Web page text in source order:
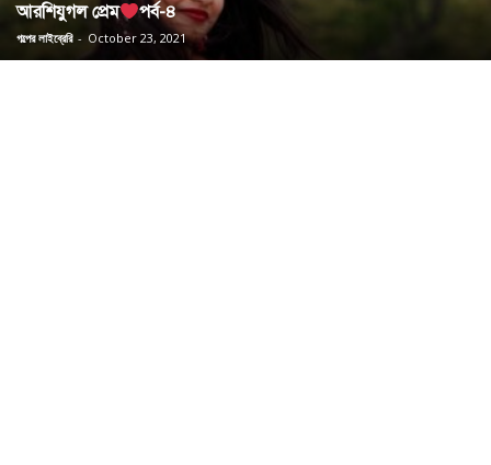
আরশিযুগল প্রেম পর্ব-৪
গল্পের লাইব্রেরি - October 23, 2021